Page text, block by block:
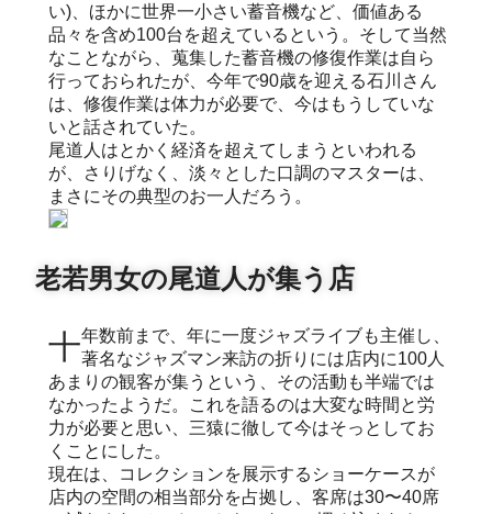
い)、ほかに世界一小さい蓄音機など、価値ある
品々を含め100台を超えているという。そして当然
なことながら、蒐集した蓄音機の修復作業は自ら
行っておられたが、今年で90歳を迎える石川さん
は、修復作業は体力が必要で、今はもうしていな
いと話されていた。
尾道人はとかく経済を超えてしまうといわれる
が、さりげなく、淡々とした口調のマスターは、
まさにその典型のお一人だろう。
老若男女の尾道人が集う店
十年数前まで、年に一度ジャズライブも主催し、著名なジャズマン来訪の折りには店内に100人
あまりの観客が集うという、その活動も半端では
なかったようだ。これを語るのは大変な時間と労
力が必要と思い、三猿に徹して今はそっとしてお
くことにした。
現在は、コレクションを展示するショーケースが
店内の空間の相当部分を占拠し、客席は30〜40席